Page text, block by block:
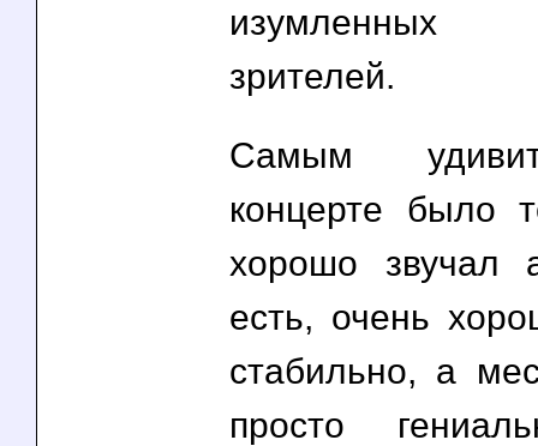
изумленных
зрителей.
Самым
концерте было
хорошо звучал
есть, очень
стабильно, а
просто